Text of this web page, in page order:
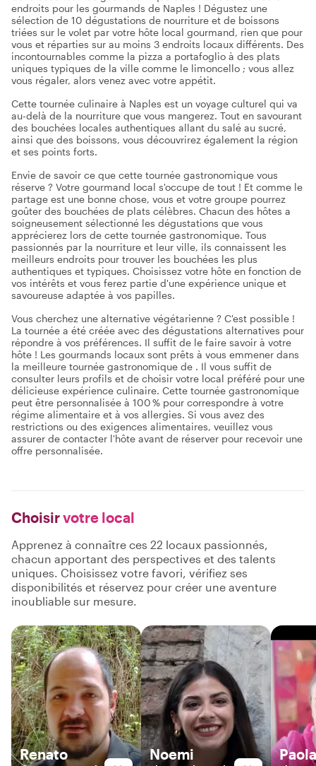
endroits pour les gourmands de Naples ! Dégustez une
sélection de 10 dégustations de nourriture et de boissons
triées sur le volet par votre hôte local gourmand, rien que pour
vous et réparties sur au moins 3 endroits locaux différents. Des
incontournables comme la pizza a portafoglio à des plats
uniques typiques de la ville comme le limoncello ; vous allez
vous régaler, alors venez avec votre appétit.
Cette tournée culinaire à Naples est un voyage culturel qui va
au-delà de la nourriture que vous mangerez. Tout en savourant
des bouchées locales authentiques allant du salé au sucré,
ainsi que des boissons, vous découvrirez également la région
et ses points forts.
Envie de savoir ce que cette tournée gastronomique vous
réserve ? Votre gourmand local s'occupe de tout ! Et comme le
partage est une bonne chose, vous et votre groupe pourrez
goûter des bouchées de plats célèbres. Chacun des hôtes a
soigneusement sélectionné les dégustations que vous
apprécierez lors de cette tournée gastronomique. Tous
passionnés par la nourriture et leur ville, ils connaissent les
meilleurs endroits pour trouver les bouchées les plus
authentiques et typiques. Choisissez votre hôte en fonction de
vos intérêts et vous ferez partie d'une expérience unique et
savoureuse adaptée à vos papilles.
Vous cherchez une alternative végétarienne ? C'est possible !
La tournée a été créée avec des dégustations alternatives pour
répondre à vos préférences. Il suffit de le faire savoir à votre
hôte ! Les gourmands locaux sont prêts à vous emmener dans
la meilleure tournée gastronomique de . Il vous suffit de
consulter leurs profils et de choisir votre local préféré pour une
délicieuse expérience culinaire. Cette tournée gastronomique
peut être personnalisée à 100 % pour correspondre à votre
régime alimentaire et à vos allergies. Si vous avez des
restrictions ou des exigences alimentaires, veuillez vous
assurer de contacter l'hôte avant de réserver pour recevoir une
offre personnalisée.
Choisirvotre local
Apprenez à connaître ces 22 locaux passionnés,
chacun apportant des perspectives et des talents
uniques. Choisissez votre favori, vérifiez ses
disponibilités et réservez pour créer une aventure
inoubliable sur mesure.
Renato Noemi Paola